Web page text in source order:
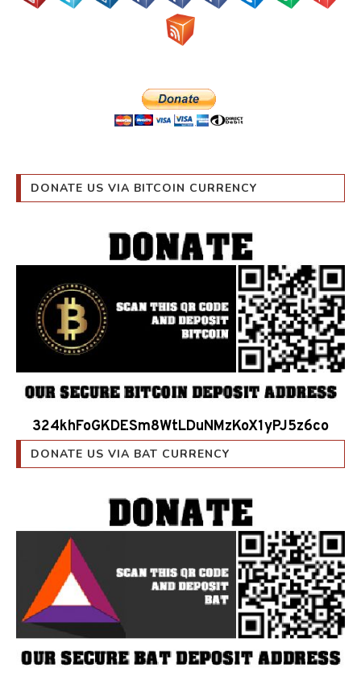
DONATE US VIA BITCOIN CURRENCY
DONATE US VIA BAT CURRENCY